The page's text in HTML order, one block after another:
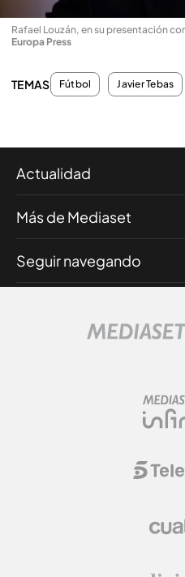
Rafael Louzán, en su presentación
Europa Press
TEMAS Fútbol Javier Tebas
Actualidad
Más de Mediaset
Seguir navegando